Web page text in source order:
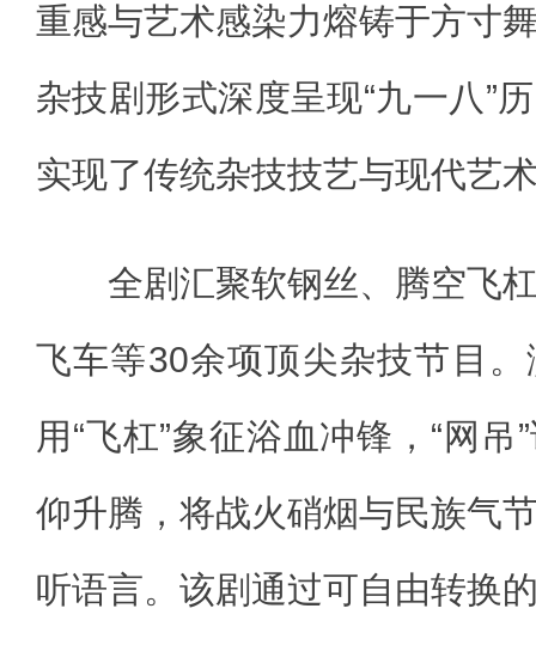
重感与艺术感染力熔铸于方寸
杂技剧形式深度呈现“九一八”
实现了传统杂技技艺与现代艺
全剧汇聚软钢丝、腾空飞杠
飞车等30余项顶尖杂技节目
用“飞杠”象征浴血冲锋，“网
仰升腾，将战火硝烟与民族气
听语言。该剧通过可自由转换